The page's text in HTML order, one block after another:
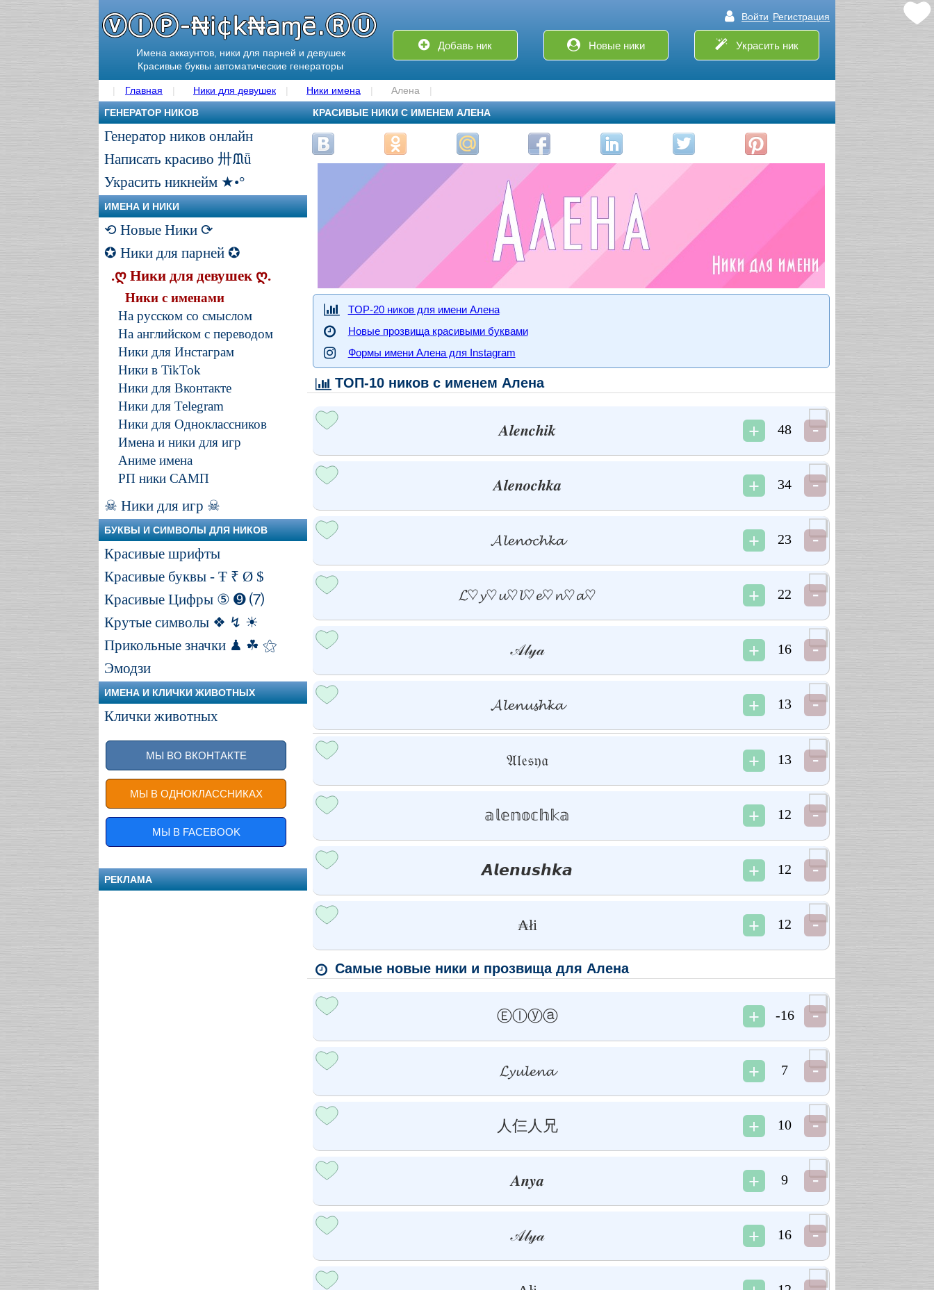
Имена аккаунтов, ники для парней и девушек
Красивые буквы автоматические генераторы
Войти Регистрация
Добавь ник Новые ники Украсить ник
Главная Ники для девушек Ники имена
Алена
ГЕНЕРАТОР НИКОВ
Генератор ников онлайн
Написать красиво 卅ᙢǖ
Украсить никнейм ★•°
ИМЕНА И НИКИ
⟲ Новые Ники ⟳
✪ Ники для парней ✪
.ღ Ники для девушек ღ.
Ники с именами
На русском со смыслом
На английском с переводом
Ники для Инстаграм
Ники в TikTok
Ники для Вконтакте
Ники для Telegram
Ники для Одноклассников
Имена и ники для игр
Аниме имена
РП ники САМП
☠ Ники для игр ☠
БУКВЫ И СИМВОЛЫ ДЛЯ НИКОВ
Красивые шрифты
Красивые буквы - Ŧ ₹ Ø $
Красивые Цифры ⑤ ➒ ⑺
Крутые символы ❖ ↯ ☀
Прикольные значки ♟ ☘ ⚝
Эмодзи
ИМЕНА И КЛИЧКИ ЖИВОТНЫХ
Клички животных
МЫ ВО ВКОНТАКТЕ
МЫ В ОДНОКЛАССНИКАХ
МЫ В FACEBOOK
РЕКЛАМА
КРАСИВЫЕ НИКИ С ИМЕНЕМ АЛЕНА
TOP-20 ников для имени Алена
Новые прозвища красивыми буквами
Формы имени Алена для Instagram
ТОП-10 ников с именем Алена
𝑨𝒍𝒆𝒏𝒄𝒉𝒊𝒌 48
𝑨𝒍𝒆𝒏𝒐𝒄𝒉𝒌𝒂 34
𝓐𝓵𝓮𝓷𝓸𝓬𝓱𝓴𝓪 23
𝓛♡𝔂♡𝓾♡𝓵♡𝓮♡𝓷♡𝓪♡ 22
𝒜𝓁𝓎𝒶 16
𝓐𝓵𝓮𝓷𝓾𝓼𝓱𝓴𝓪 13
𝔄𝔩𝔢𝔰𝔶𝔞 13
𝕒𝕝𝕖𝕟𝕠𝕔𝕙𝕜𝕒 12
𝘼𝙡𝙚𝙣𝙪𝙨𝙝𝙠𝙖 12
₳łi 12
Самые новые ники и прозвища для Алена
Ⓔⓛⓨⓐ -16
𝓛𝔂𝓾𝓵𝓮𝓷𝓪 7
人仨人兄 10
𝑨𝒏𝒚𝒂 9
𝒜𝓁𝓎𝒶 16